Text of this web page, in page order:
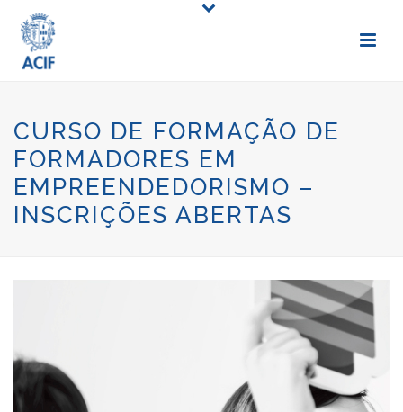
CURSO DE FORMAÇÃO DE
FORMADORES EM
EMPREENDEDORISMO –
INSCRIÇÕES ABERTAS